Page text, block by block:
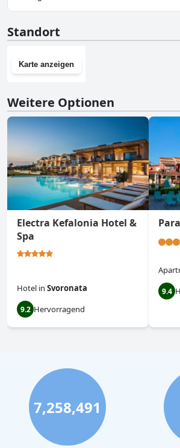
Standort
Karte anzeigen
Weitere Optionen
Electra Kefalonia Hotel &
Spa
Hotel in Svoronata
9.2 Hervorragend
9.4
7,258,491